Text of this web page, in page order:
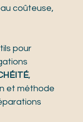
coûteuse,
pour
,
et méthode